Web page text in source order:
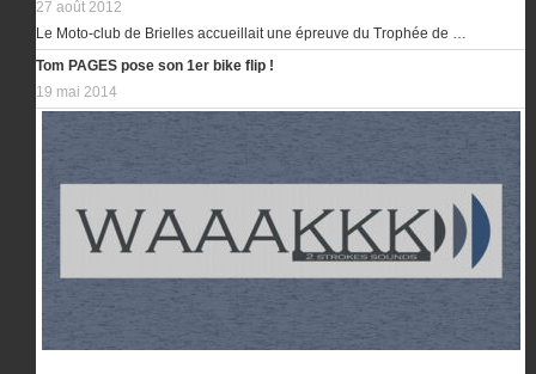
27 août 2012
Le Moto-club de Brielles accueillait une épreuve du Trophée de …
Tom PAGES pose son 1er bike flip !
19 mai 2014